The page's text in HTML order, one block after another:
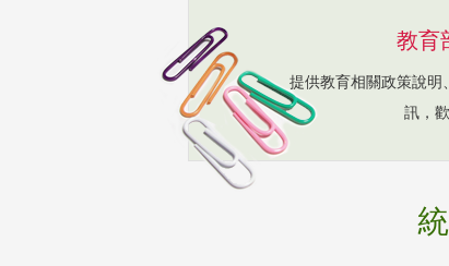
教育
提供教育相關政策說明
訊，